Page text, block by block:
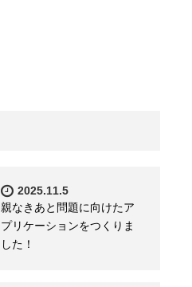
2025.11.5
親なきあと問題に向けたア
プリケーションをつくりま
した！